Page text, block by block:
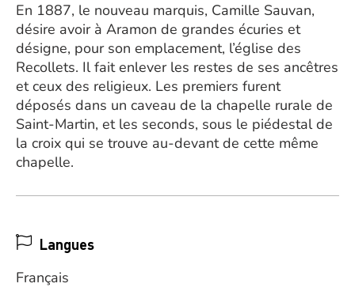
En 1887, le nouveau marquis, Camille Sauvan,
désire avoir à Aramon de grandes écuries et
désigne, pour son emplacement, l’église des
Recollets. Il fait enlever les restes de ses ancêtres
et ceux des religieux. Les premiers furent
déposés dans un caveau de la chapelle rurale de
Saint-Martin, et les seconds, sous le piédestal de
la croix qui se trouve au-devant de cette même
chapelle.
Langues
Français